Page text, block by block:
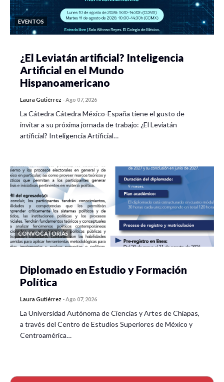
EVENTOS
¿El Leviatán artificial? Inteligencia
Artificial en el Mundo
Hispanoamericano
Laura Gutiérrez -Ago 07, 2026
La Cátedra Cátedra México-España tiene el gusto de
invitar a su próxima jornada de trabajo: ¿El Leviatán
artificial? Inteligencia Artificial…
CONVOCATORIAS
Diplomado en Estudio y Formación
Política
Laura Gutiérrez -Ago 07, 2026
La Universidad Autónoma de Ciencias y Artes de Chiapas,
a través del Centro de Estudios Superiores de México y
Centroamérica…